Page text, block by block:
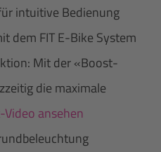
intuitive Bedienung
dem FIT E-Bike System
Mit der «Boost-
die maximale
ansehen